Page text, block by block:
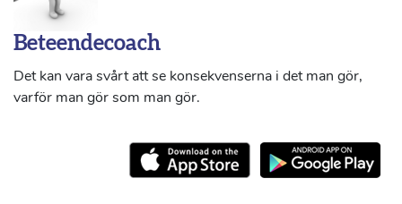
Beteendecoach
Det kan vara svårt att se konsekvenserna i det man gör,
varför man gör som man gör.